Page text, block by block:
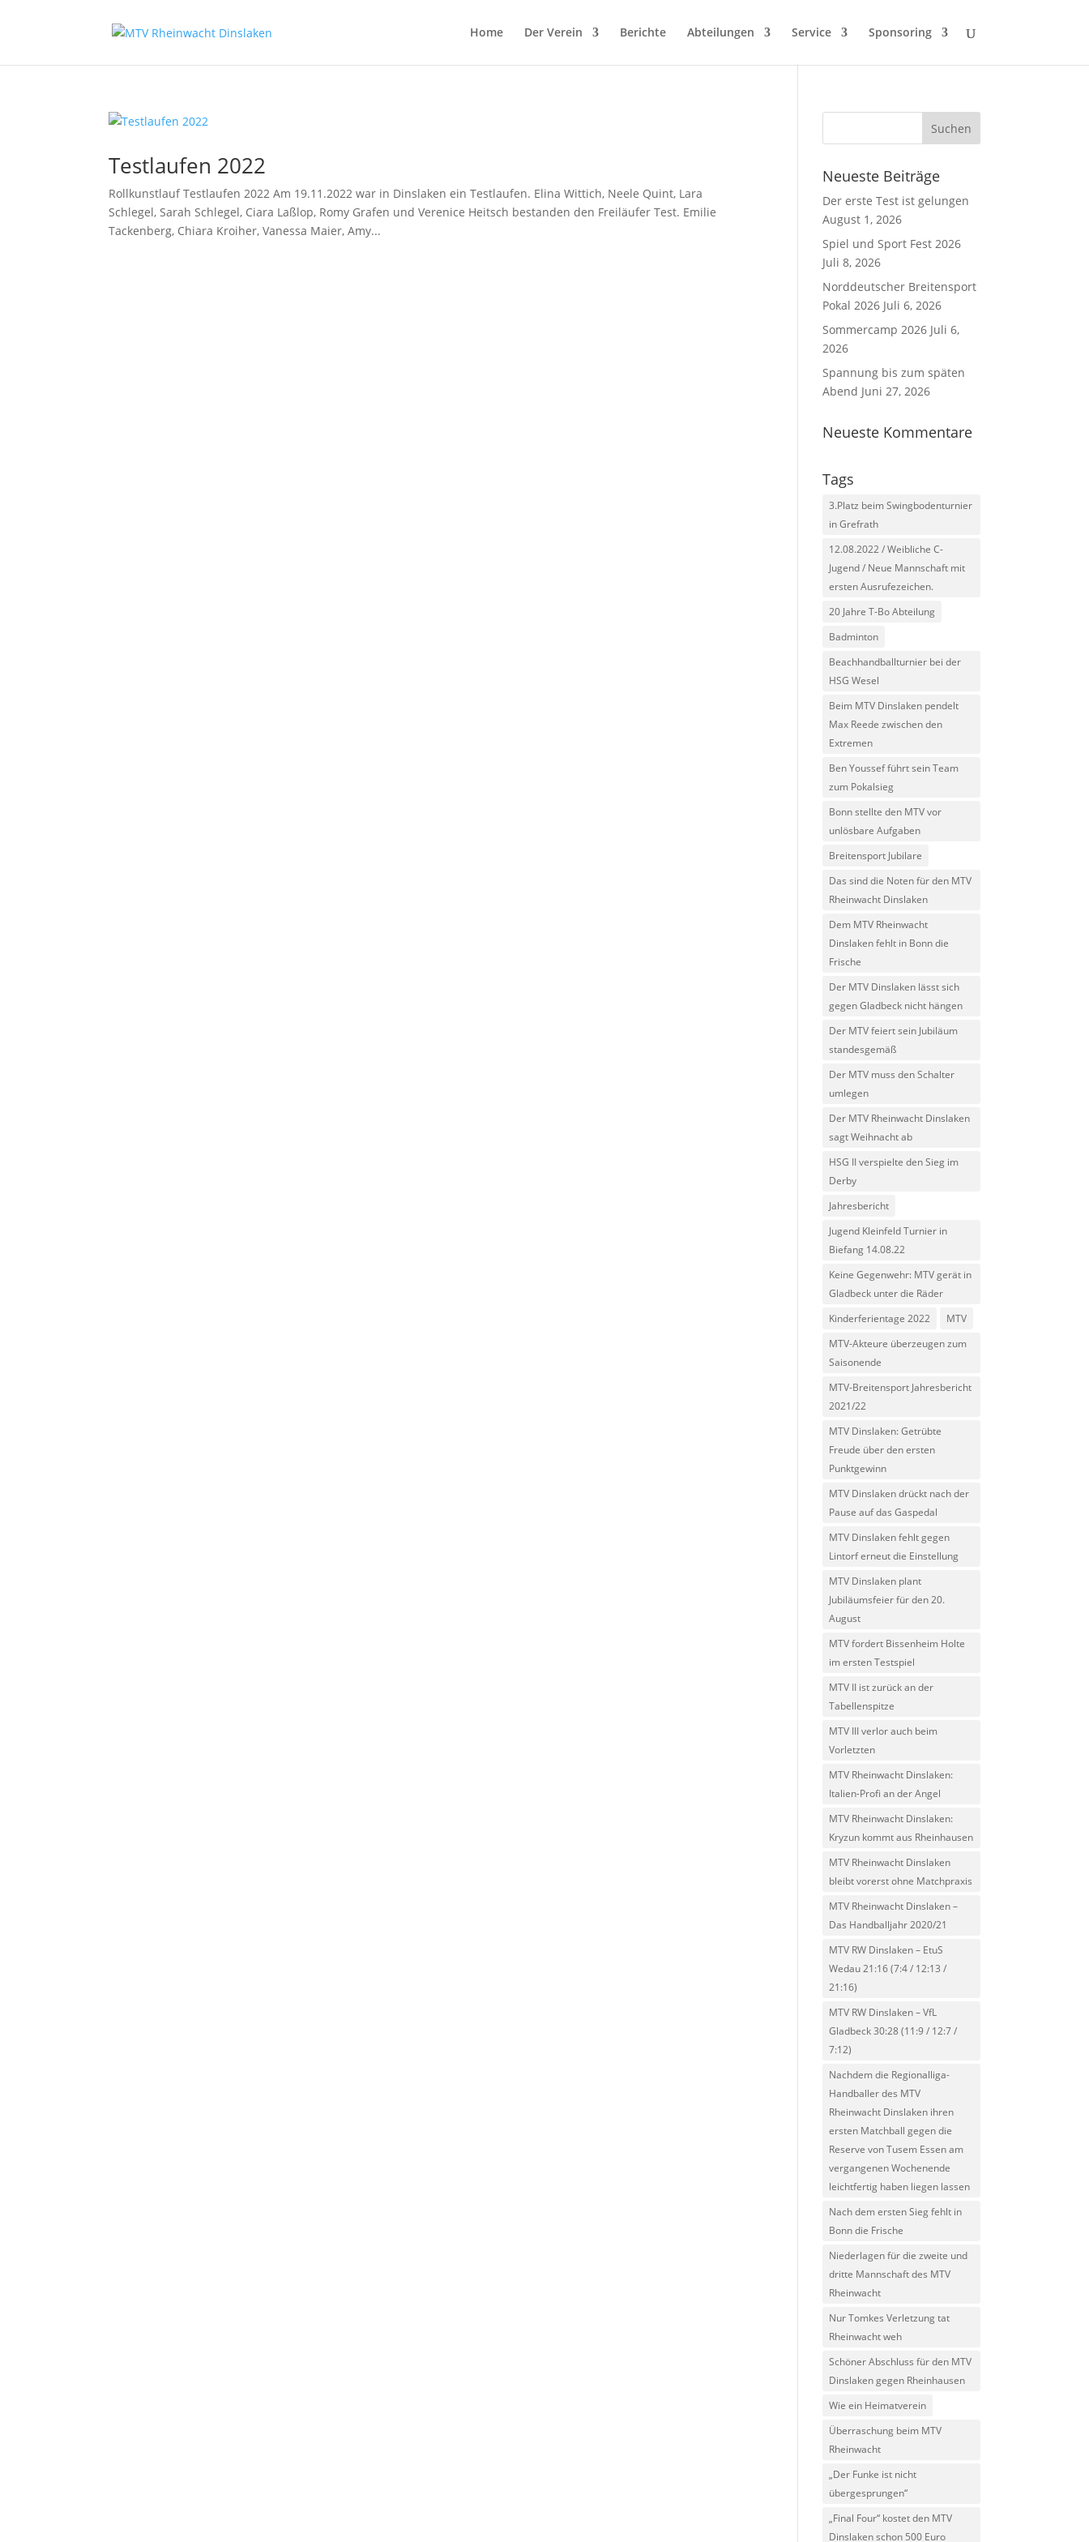
Home Der Verein Berichte Abteilungen Service Sponsoring
Testlaufen 2022
Rollkunstlauf Testlaufen 2022 Am 19.11.2022 war in Dinslaken ein Testlaufen. Elina Wittich, Neele Quint, Lara
Schlegel, Sarah Schlegel, Ciara Laßlop, Romy Grafen und Verenice Heitsch bestanden den Freiläufer Test. Emilie
Tackenberg, Chiara Kroiher, Vanessa Maier, Amy...
Neueste Beiträge
Der erste Test ist gelungen
August 1, 2026
Spiel und Sport Fest 2026
Juli 8, 2026
Norddeutscher Breitensport
Pokal 2026 Juli 6, 2026
Sommercamp 2026 Juli 6,
2026
Spannung bis zum späten
Abend Juni 27, 2026
Neueste Kommentare
Tags
3.Platz beim Swingbodenturnier
in Grefrath
12.08.2022 / Weibliche C-
Jugend / Neue Mannschaft mit
ersten Ausrufezeichen.
20 Jahre T-Bo Abteilung
Badminton
Beachhandballturnier bei der
HSG Wesel
Beim MTV Dinslaken pendelt
Max Reede zwischen den
Extremen
Ben Youssef führt sein Team
zum Pokalsieg
Bonn stellte den MTV vor
unlösbare Aufgaben
Breitensport Jubilare
Das sind die Noten für den MTV
Rheinwacht Dinslaken
Dem MTV Rheinwacht
Dinslaken fehlt in Bonn die
Frische
Der MTV Dinslaken lässt sich
gegen Gladbeck nicht hängen
Der MTV feiert sein Jubiläum
standesgemäß
Der MTV muss den Schalter
umlegen
Der MTV Rheinwacht Dinslaken
sagt Weihnacht ab
HSG II verspielte den Sieg im
Derby
Jahresbericht
Jugend Kleinfeld Turnier in
Biefang 14.08.22
Keine Gegenwehr: MTV gerät in
Gladbeck unter die Räder
Kinderferientage 2022
MTV
MTV-Akteure überzeugen zum
Saisonende
MTV-Breitensport Jahresbericht
2021/22
MTV Dinslaken: Getrübte
Freude über den ersten
Punktgewinn
MTV Dinslaken drückt nach der
Pause auf das Gaspedal
MTV Dinslaken fehlt gegen
Lintorf erneut die Einstellung
MTV Dinslaken plant
Jubiläumsfeier für den 20.
August
MTV fordert Bissenheim Holte
im ersten Testspiel
MTV II ist zurück an der
Tabellenspitze
MTV III verlor auch beim
Vorletzten
MTV Rheinwacht Dinslaken:
Italien-Profi an der Angel
MTV Rheinwacht Dinslaken:
Kryzun kommt aus Rheinhausen
MTV Rheinwacht Dinslaken
bleibt vorerst ohne Matchpraxis
MTV Rheinwacht Dinslaken –
Das Handballjahr 2020/21
MTV RW Dinslaken – EtuS
Wedau 21:16 (7:4 / 12:13 /
21:16)
MTV RW Dinslaken – VfL
Gladbeck 30:28 (11:9 / 12:7 /
7:12)
Nachdem die Regionalliga-
Handballer des MTV
Rheinwacht Dinslaken ihren
ersten Matchball gegen die
Reserve von Tusem Essen am
vergangenen Wochenende
leichtfertig haben liegen lassen
Nach dem ersten Sieg fehlt in
Bonn die Frische
Niederlagen für die zweite und
dritte Mannschaft des MTV
Rheinwacht
Nur Tomkes Verletzung tat
Rheinwacht weh
Schöner Abschluss für den MTV
Dinslaken gegen Rheinhausen
Wie ein Heimatverein
Überraschung beim MTV
Rheinwacht
„Der Funke ist nicht
übergesprungen“
„Final Four“ kostet den MTV
Dinslaken schon 500 Euro